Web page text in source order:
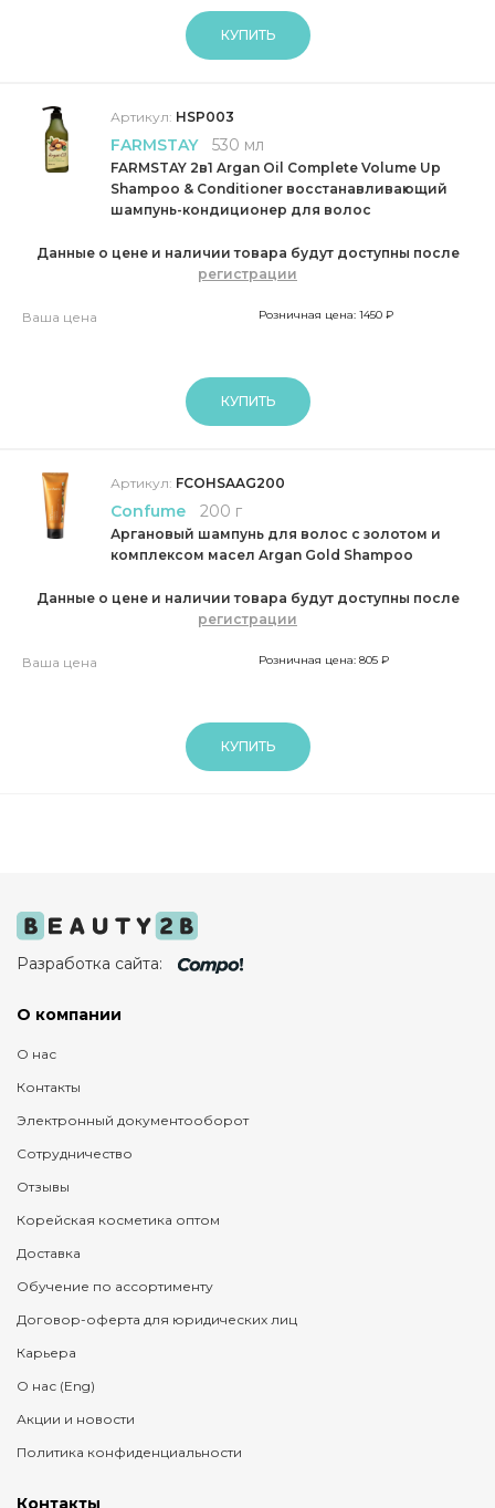
КУПИТЬ
Артикул: HSP003
FARMSTAY 530 мл
FARMSTAY 2в1 Argan Oil Complete Volume Up
Shampoo & Conditioner восстанавливающий
шампунь-кондиционер для волос
Данные о цене и наличии товара будут доступны после
регистрации
Ваша цена Розничная цена: 1450 ₽
КУПИТЬ
Артикул: FCOHSAAG200
Confume 200 г
Аргановый шампунь для волос с золотом и
комплексом масел Argan Gold Shampoo
Данные о цене и наличии товара будут доступны после
регистрации
Ваша цена Розничная цена: 805 ₽
КУПИТЬ
Разработка сайта:
О компании
О нас
Контакты
Электронный документооборот
Сотрудничество
Отзывы
Корейская косметика оптом
Доставка
Обучение по ассортименту
Договор-оферта для юридических лиц
Карьера
О нас (Eng)
Акции и новости
Политика конфиденциальности
Контакты